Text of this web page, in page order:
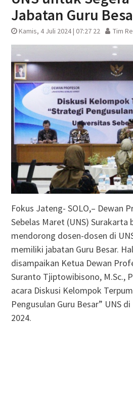
Jabatan Guru
Kamis, 4 Juli 2024 | 07:27 22 Tim
Fokus Jateng- SOLO,– Dewan
Sebelas Maret (UNS)
mendorong dosen-dosen di
memiliki jabatan Guru Besar.
disampaikan Ketua Dewan
Suranto Tjiptowibisono, M.Sc.,
acara Diskusi Kelompok
Pengusulan Guru Besar” UNS
2024.